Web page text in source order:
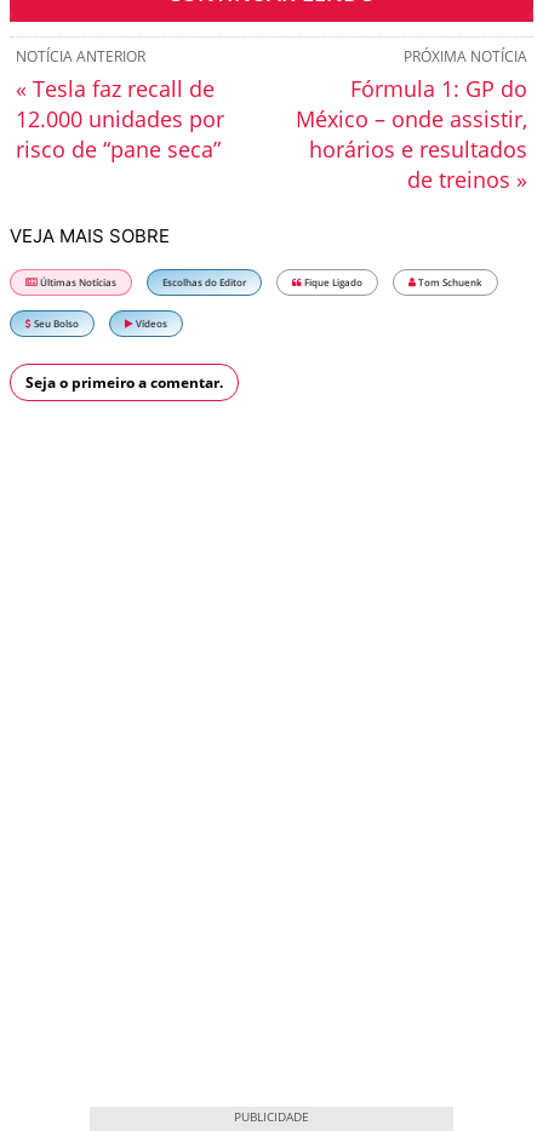
PRÓXIMA NOTÍCIA
Fórmula 1: GP do
México – onde assistir,
horários e resultados
de treinos »
NOTÍCIA ANTERIOR
« Tesla faz recall de
12.000 unidades por
risco de “pane seca”
VEJA MAIS SOBRE
Últimas Notícias Escolhas do Editor Fique Ligado Tom Schuenk
Seu Bolso Vídeos
Seja o primeiro a comentar.